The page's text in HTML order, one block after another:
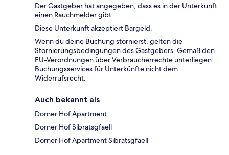
Der Gastgeber hat angegeben, dass es in der Unterkunft
einen Rauchmelder gibt.
Diese Unterkunft akzeptiert Bargeld.
Wenn du deine Buchung stornierst, gelten die
Stornierungsbedingungen des Gastgebers. Gemäß den
EU-Verordnungen über Verbraucherrechte unterliegen
Buchungsservices für Unterkünfte nicht dem
Widerrufsrecht.
Auch bekannt als
Dorner Hof Apartment
Dorner Hof Sibratsgfaell
Dorner Hof Apartment Sibratsgfaell